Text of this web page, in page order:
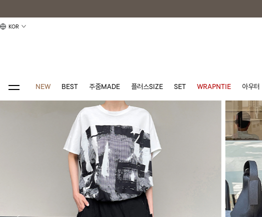
KOR
NEW BEST 주줌MADE 플러스SIZE SET WRAPNTIE 아우터